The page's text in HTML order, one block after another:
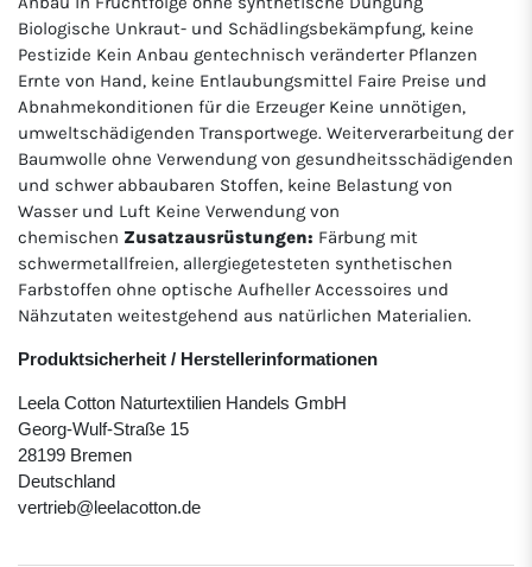
Biologische Unkraut- und Schädlingsbekämpfung, keine
Pestizide Kein Anbau gentechnisch veränderter Pflanzen
Ernte von Hand, keine Entlaubungsmittel Faire Preise und
Abnahmekonditionen für die Erzeuger Keine unnötigen,
umweltschädigenden Transportwege. Weiterverarbeitung der
Baumwolle ohne Verwendung von gesundheitsschädigenden
und schwer abbaubaren Stoffen, keine Belastung von
Wasser und Luft Keine Verwendung von
chemischen Zusatzausrüstungen: Färbung mit
schwermetallfreien, allergiegetesteten synthetischen
Farbstoffen ohne optische Aufheller Accessoires und
Nähzutaten weitestgehend aus natürlichen Materialien.
Produktsicherheit / Herstellerinformationen
Leela Cotton Naturtextilien Handels GmbH
Georg-Wulf-Straße 15
28199 Bremen
Deutschland
vertrieb@leelacotton.de